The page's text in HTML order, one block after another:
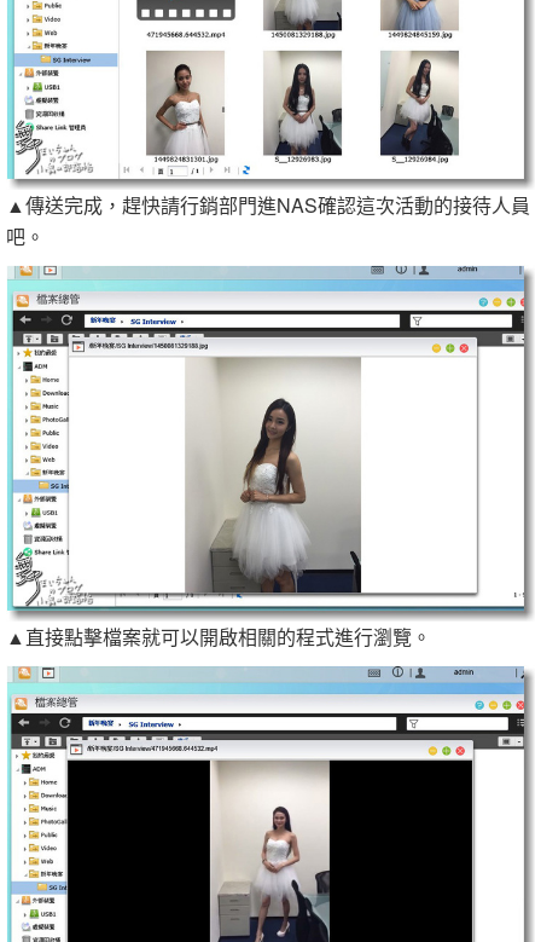
▲傳送完成，趕快請行銷部門進NAS確認這次活動的接待人員
吧。
▲直接點擊檔案就可以開啟相關的程式進行瀏覽。